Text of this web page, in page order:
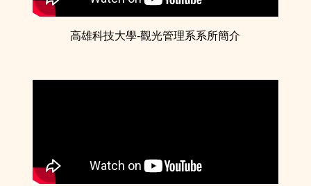
高雄科技大學-觀光管理系系所簡介